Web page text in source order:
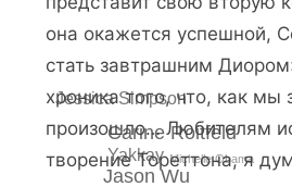
Jason Wu
Carine Roitfeld
Yakkay
Jessica Simpson
Michelle Obama
она окажется успешной,
стать завтрашним
хроника того, что, как мы
произошло… Любителям
творение Тореттона, я